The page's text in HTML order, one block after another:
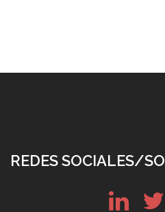
REDES SOCIALES/